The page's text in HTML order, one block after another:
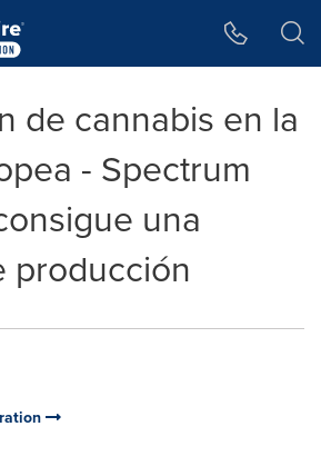
de cannabis en la
- Spectrum
una
producción